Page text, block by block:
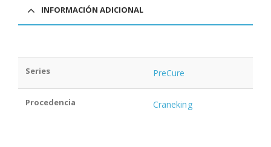
INFORMACIÓN ADICIONAL
Series PreCure
Procedencia Craneking